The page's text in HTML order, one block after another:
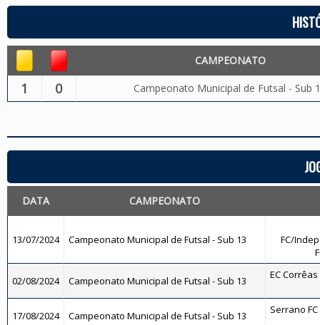
CAMPEONATO
1 0 Campeonato Municipal de Futsal - Sub
DATA CAMPEONATO
13/07/2024 Campeonato Municipal de Futsal - Sub 13
FC/
02/08/2024 Campeonato Municipal de Futsal - Sub 13 EC
17/08/2024 Campeonato Municipal de Futsal - Sub 13 Serrano